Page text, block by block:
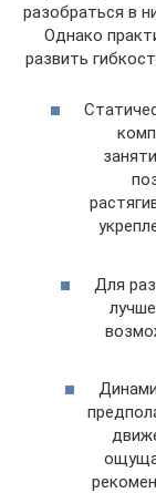
разобраться в
Однако
развить
Для